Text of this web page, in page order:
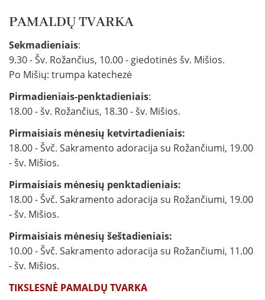
PAMALDŲ TVARKA
Sekmadieniais:
9.30 - Šv. Rožančius, 10.00 - giedotinės šv. Mišios.
Po Mišių: trumpa katechezė
Pirmadieniais-penktadieniais:
18.00 - šv. Rožančius, 18.30 - šv. Mišios.
Pirmaisiais mėnesių ketvirtadieniais:
18.00 - Švč. Sakramento adoracija su Rožančiumi, 19.00
- šv. Mišios.
Pirmaisiais mėnesių penktadieniais:
18.00 - Švč. Sakramento adoracija su Rožančiumi, 19.00
- šv. Mišios.
Pirmaisiais mėnesių šeštadieniais:
10.00 - Švč. Sakramento adoracija su Rožančiumi, 11.00
- šv. Mišios.
TIKSLESNĖ PAMALDŲ TVARKA